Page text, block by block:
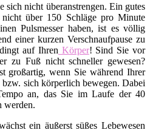
sich nicht überanstrengen. Ein gutes
über 150 Schläge pro Minute
Pulsmesser haben, ist es völlig
einer kurzen Verschnaufpause zu
auf Ihren Körper! Sind Sie vor
zu Fuß nicht schneller gewesen?
großartig, wenn Sie während Ihrer
bzw. sich körperlich bewegen. Dabei
an, das Sie im Laufe der 40
werden.
ein äußerst süßes Lebewesen